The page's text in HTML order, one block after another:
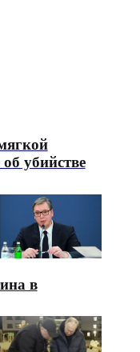
убийстве
в